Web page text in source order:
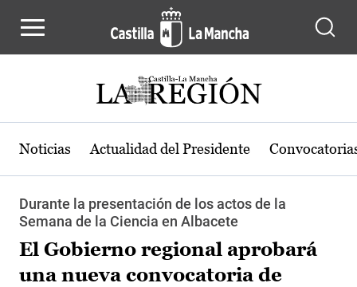
Noticias Actualidad del Presidente
Durante la presentación de los actos de la
Semana de la Ciencia en Albacete
El Gobierno regional aprobará
una nueva convocatoria de